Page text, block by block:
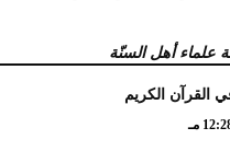
علماء أهل السنّة
القرآن الكريم
مـ